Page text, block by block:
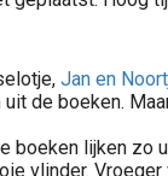
Jan en
de boeken.
boeken lijken zo
vlinder.